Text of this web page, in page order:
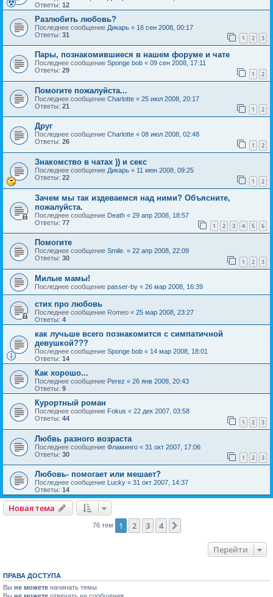
Ответы: 12
Разлюбить любовь?
Последнее сообщение Дикарь « 16 сен 2008, 00:17
Ответы: 31 1 2 3
Пары, познакомившиеся в нашем форуме и чате
Последнее сообщение Sponge bob « 09 сен 2008, 17:11
Ответы: 29 1 2
Помогите пожалуйста...
Последнее сообщение Charlotte « 25 июл 2008, 20:17
Ответы: 21 1 2
Друг
Последнее сообщение Charlotte « 08 июл 2008, 02:48
Ответы: 26 1 2
Знакомство в чатах )) и секс
Последнее сообщение Дикарь « 11 июн 2008, 09:25
Ответы: 22 1 2
Зачем мы так издеваемся над ними? Объясните,
пожалуйста.
Последнее сообщение Death « 29 апр 2008, 18:57
Ответы: 77 1 2 3 4 5 6
Помогите
Последнее сообщение Smile. « 22 апр 2008, 22:09
Ответы: 30 1 2 3
Милые мамы!
Последнее сообщение passer-by « 26 мар 2008, 16:39
стих про любовь
Последнее сообщение Romeo « 25 мар 2008, 23:27
Ответы: 4
как лучьше всего познакомится с симпатичной
девушкой???
Последнее сообщение Sponge bob « 14 мар 2008, 18:01
Ответы: 14
Как хорошо...
Последнее сообщение Perez « 26 янв 2008, 20:43
Ответы: 9
Курортный роман
Последнее сообщение Fokus « 22 дек 2007, 03:58
Ответы: 44 1 2 3
Любвь разного возраста
Последнее сообщение Фламинго « 31 окт 2007, 17:06
Ответы: 30 1 2 3
Любовь- помогает или мешает?
Последнее сообщение Lucky « 31 окт 2007, 14:37
Ответы: 14
Новая тема
76 тем 1 2 3 4
Перейти
ПРАВА ДОСТУПА
Вы не можете начинать темы